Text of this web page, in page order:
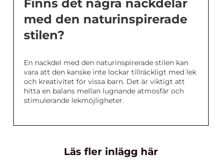
Finns det några nackdelar
med den naturinspirerade
stilen?
En nackdel med den naturinspirerade stilen kan
vara att den kanske inte lockar tillräckligt med lek
och kreativitet för vissa barn. Det är viktigt att
hitta en balans mellan lugnande atmosfär och
stimulerande lekmöjligheter.
Läs fler inlägg här